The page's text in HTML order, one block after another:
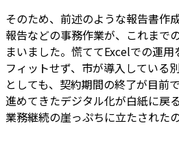
そのため、前述のような報告書作
報告などの事務作業が、これまで
まいました。慌ててExcelでの運
フィットせず、市が導入している
としても、契約期間の終了が目前
進めてきたデジタル化が白紙に戻
業務継続の崖っぷちに立たされたの